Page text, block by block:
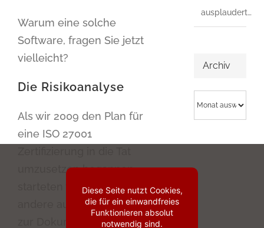
Warum eine solche
Software, fragen Sie jetzt
vielleicht?
Die Risikoanalyse
Als wir 2009 den Plan für
eine ISO 27001
umzusetzen begannen,
starteten wir wie so viele
andere auch mit Excel
zur Dokumentation der
ausplaudert…
Archiv
Diese Seite nutzt Cookies,
die für ein einwandfreies
Funktionieren absolut
notwendig sind.